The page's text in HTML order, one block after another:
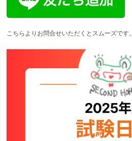
こちらよりお問合せいただくとスムーズです。